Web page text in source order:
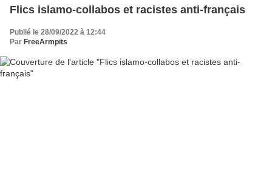
Flics islamo-collabos et racistes anti-français
Publié le 28/09/2022 à 12:44
Par FreeArmpits